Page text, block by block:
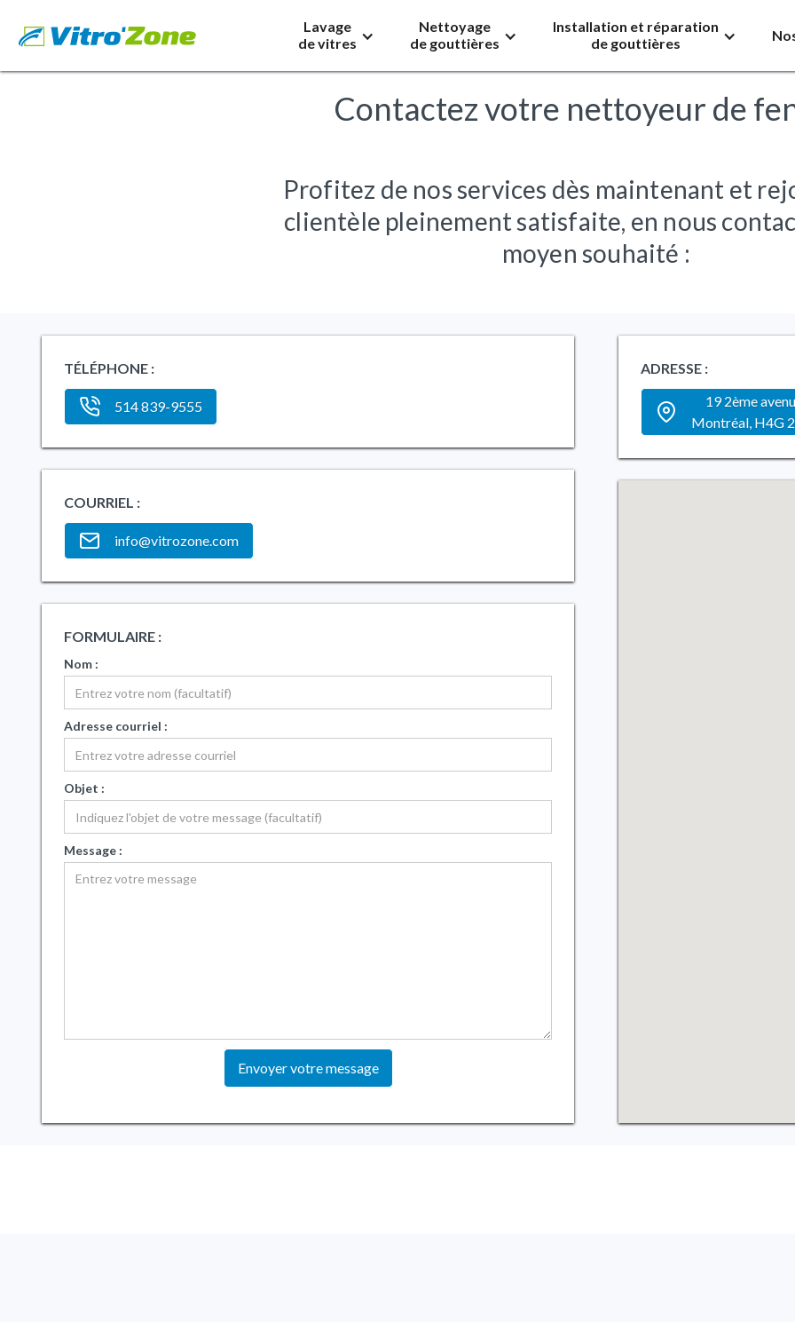
Lavage
de vitres
Nettoyage
de gouttières
Installation et réparation
de gouttières
Contactez votre nettoyeur de
Profitez de nos services dès maintenant et
clientèle pleinement satisfaite, en nous
moyen souhaité :
TÉLÉPHONE :
514 839-9555
COURRIEL :
info@vitrozone.com
FORMULAIRE :
Nom :
Adresse courriel :
Objet :
Message :
ADRESSE :
19 2ème
Montréal, H4G